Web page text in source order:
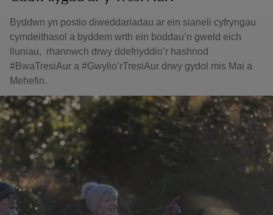
Byddwn yn postio diweddariadau ar ein sianeli cyfryngau
cymdeithasol a byddem wrth ein boddau’n gweld eich
lluniau, rhannwch drwy ddefnyddio’r hashnod
#BwaTresiAur a #Gwylio’rTresiAur drwy gydol mis Mai a
Mehefin.